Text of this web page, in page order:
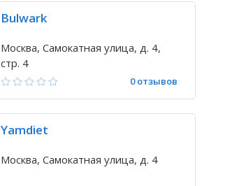
Bulwark
Москва, Самокатная улица, д. 4,
стр. 4
0 отзывов
Yamdiet
Москва, Самокатная улица, д. 4